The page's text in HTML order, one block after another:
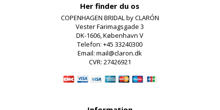
Her finder du os
COPENHAGEN BRIDAL by CLARÓN
Vester Farimagsgade 3
DK-1606, København V
Telefon: +45 33240300
Email: mail@claron.dk
CVR: 27426921